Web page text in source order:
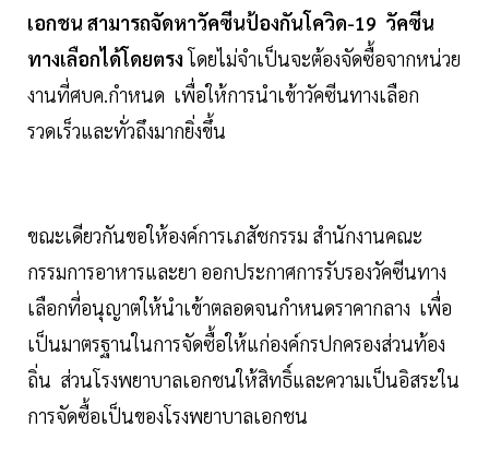
เอกชน สามารถจัดหาวัคซีนป้องกันโควิด-19 วัคซีน
ทางเลือกได้โดยตรงโดยไม่จำเป็นจะต้องจัดซื้อจากหน่วย
งานที่ศบค.กำหนด เพื่อให้การนำเข้าวัคซีนทางเลือก
รวดเร็วและทั่วถึงมากยิ่งขึ้น
ขณะเดียวกันขอให้องค์การเภสัชกรรม สำนักงานคณะ
กรรมการอาหารและยา ออกประกาศการรับรองวัคซีนทาง
เลือกที่อนุญาตให้นำเข้าตลอดจนกำหนดราคากลาง เพื่อ
เป็นมาตรฐานในการจัดซื้อให้แก่องค์กรปกครองส่วนท้อง
ถิ่น ส่วนโรงพยาบาลเอกชนให้สิทธิ์และความเป็นอิสระใน
การจัดซื้อเป็นของโรงพยาบาลเอกชน